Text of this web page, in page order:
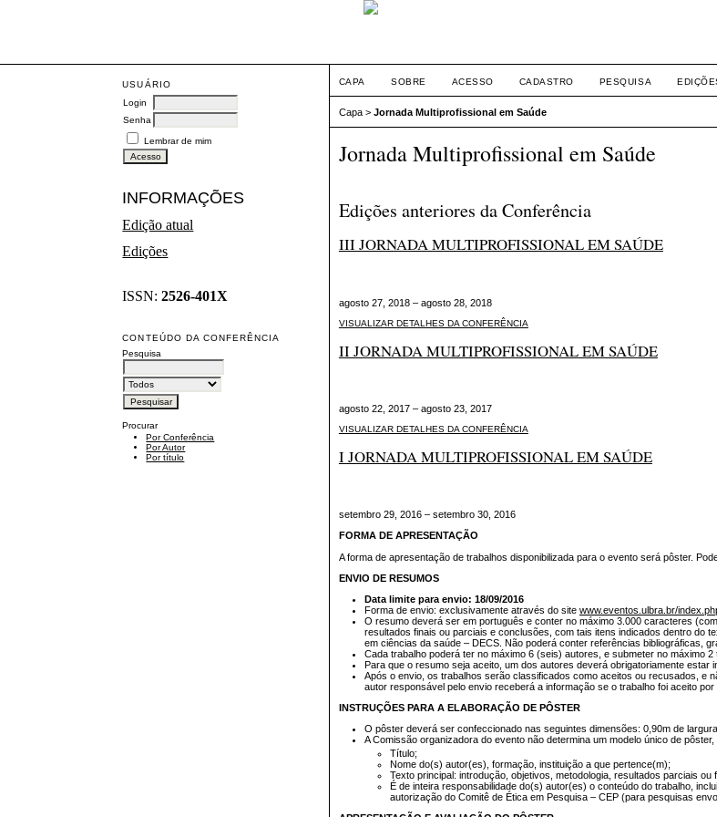
USUÁRIO
Login
Senha
Lembrar de mim
INFORMAÇÕES
Edição atual
Edições
ISSN:2526-401X
CONTEÚDO DA CONFERÊNCIA
Pesquisa
Procurar
Por Conferência
Por Autor
Por título
CAPA SOBRE ACESSO CADASTRO PESQUISA
Capa> Jornada Multiprofissional em Saúde
Jornada Multiprofissional em Saúde
Edições anteriores da Conferência
III JORNADA MULTIPROFISSIONAL EM SAÚDE
agosto 27, 2018 – agosto 28, 2018
VISUALIZAR DETALHES DA CONFERÊNCIA
II JORNADA MULTIPROFISSIONAL EM SAÚDE
agosto 22, 2017 – agosto 23, 2017
VISUALIZAR DETALHES DA CONFERÊNCIA
I JORNADA MULTIPROFISSIONAL EM SAÚDE
setembro 29, 2016 – setembro 30, 2016
FORMA DE APRESENTAÇÃO
A forma de apresentação de trabalhos disponibilizada para o evento será pôster.
ENVIO DE RESUMOS
Data limite para envio: 18/09/2016
Forma de envio: exclusivamente através do site www.eventos.ulbra.br/
O resumo deverá ser em português e conter no máximo 3.000 caracteres
resultados finais ou parciais e conclusões, com tais itens indicados dentro do
em ciências da saúde – DECS. Não poderá conter referências bibliográficas,
Cada trabalho poderá ter no máximo 6 (seis) autores, e submeter no máximo 2
Para que o resumo seja aceito, um dos autores deverá obrigatoriamente estar
Após o envio, os trabalhos serão classificados como aceitos ou recusados, e
autor responsável pelo envio receberá a informação se o trabalho foi aceito por
INSTRUÇÕES PARA A ELABORAÇÃO DE PÔSTER
O pôster deverá ser confeccionado nas seguintes dimensões: 0,90m de
A Comissão organizadora do evento não determina um modelo único de
Título;
Nome do(s) autor(es), formação, instituição a que pertence(m);
Texto principal: introdução, objetivos, metodologia, resultados parciais
É de inteira responsabilidade do(s) autor(es) o conteúdo do trabalho,
autorização do Comitê de Ética em Pesquisa – CEP (para pesquisas